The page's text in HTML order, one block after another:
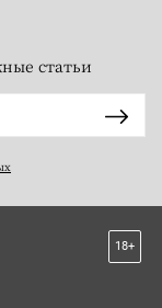
статьи
18+